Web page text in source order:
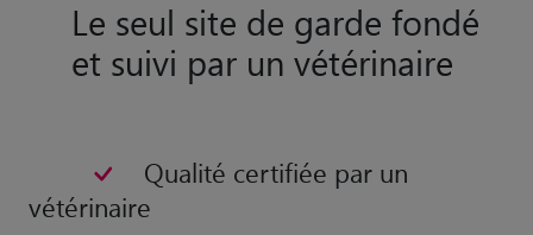
Le seul site de garde fondé
et suivi par un vétérinaire
Qualité certifiée par un
vétérinaire